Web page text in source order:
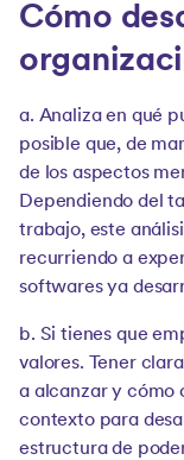
Cómo
a. Analiza en qué
posible que, de
de los aspectos
Dependiendo del
trabajo, este
recurriendo a
softwares ya
b. Si tienes que
valores. Tener
a alcanzar y cómo
contexto para
estructura de